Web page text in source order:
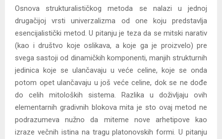
Osnova strukturalističkog metoda se nalazi u jednoj
drugačijoj vrsti univerzalizma od one koju predstavlja
esencijalistički metod. U pitanju je teza da se mitski narativ
(kao i društvo koje oslikava, a koje ga je proizvelo) pre
svega sastoji od dinamičkih komponenti, manjih strukturnih
jedinica koje se ulančavaju u veće celine, koje se onda
potom opet ulančavaju u još veće celine, dok se ne dođe
do celih mitoloških sistema. Razlika u doživljaju ovih
elementarnih gradivnih blokova mita je sto ovaj metod ne
podrazumeva nužno da miteme nove arhetipove kao
izraze večnih istina na tragu platonovskih formi. U pitanju